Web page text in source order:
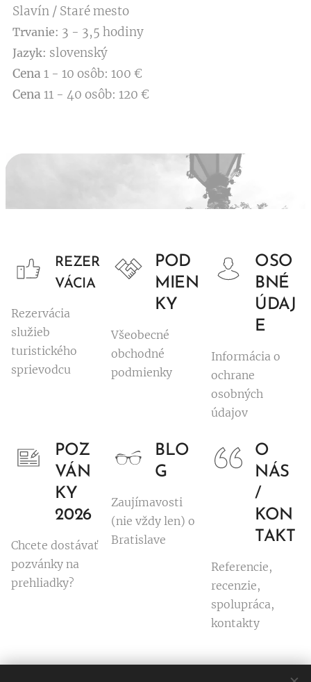
Slavín / Staré mesto
Trvanie: 3 - 3,5 hodiny
Jazyk: slovenský
Cena 1 - 10 osôb: 100 €
Cena 11 - 40 osôb: 120 €
REZER
VÁCIA
Rezervácia
služieb
turistického
sprievodcu
POD
MIEN
KY
Všeobecné
obchodné
podmienky
OSO
BNÉ
ÚDAJ
E
Informácia o
ochrane
osobných
údajov
POZ
VÁN
KY
2026
Chcete dostávať
pozvánky na
prehliadky?
BLO
G
Zaujímavosti
(nie vždy len) o
Bratislave
O
NÁS
/
KON
TAKT
Referencie,
recenzie,
spolupráca,
kontakty